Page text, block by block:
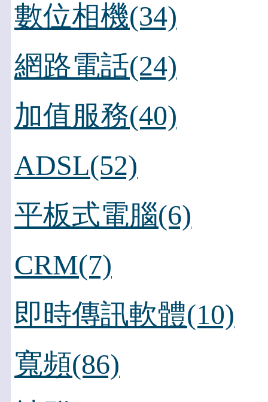
數位相機(34)
網路電話(24)
加值服務(40)
ADSL(52)
平板式電腦(6)
CRM(7)
即時傳訊軟體(10)
寬頻(86)